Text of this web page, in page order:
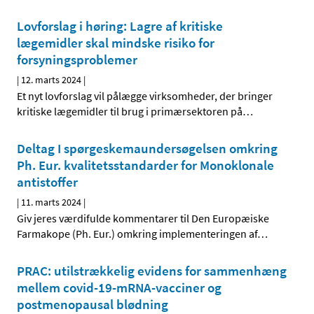
Lovforslag i høring: Lagre af kritiske
lægemidler skal mindske risiko for
forsyningsproblemer
| 12. marts 2024 |
Et nyt lovforslag vil pålægge virksomheder, der bringer
kritiske lægemidler til brug i primærsektoren på…
Deltag I spørgeskemaundersøgelsen omkring
Ph. Eur. kvalitetsstandarder for Monoklonale
antistoffer
| 11. marts 2024 |
Giv jeres værdifulde kommentarer til Den Europæiske
Farmakope (Ph. Eur.) omkring implementeringen af…
PRAC: utilstrækkelig evidens for sammenhæng
mellem covid-19-mRNA-vacciner og
postmenopausal blødning